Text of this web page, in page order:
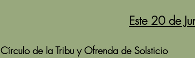
Este 20 de
Círculo de la Tribu y Ofrenda de Solsticio